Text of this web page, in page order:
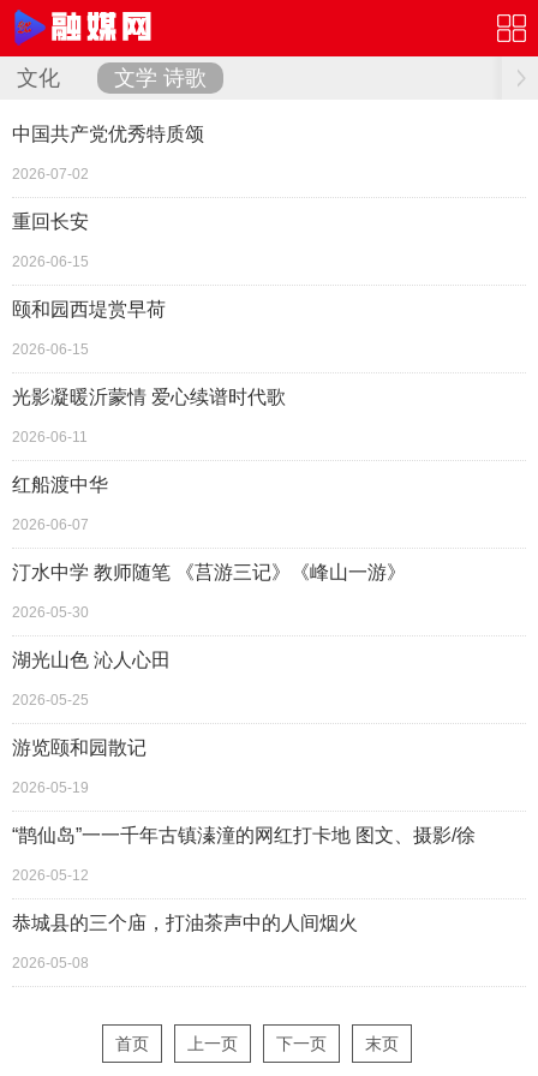
文化 文学 诗歌
中国共产党优秀特质颂
2026-07-02
重回长安
2026-06-15
颐和园西堤赏早荷
2026-06-15
光影凝暖沂蒙情 爱心续谱时代歌
2026-06-11
红船渡中华
2026-06-07
汀水中学 教师随笔 《莒游三记》《峰山一游》
2026-05-30
湖光山色 沁人心田
2026-05-25
游览颐和园散记
2026-05-19
“鹊仙岛”一一千年古镇溱潼的网红打卡地 图文、摄影/徐
2026-05-12
恭城县的三个庙，打油茶声中的人间烟火
2026-05-08
首页 上一页 下一页 末页